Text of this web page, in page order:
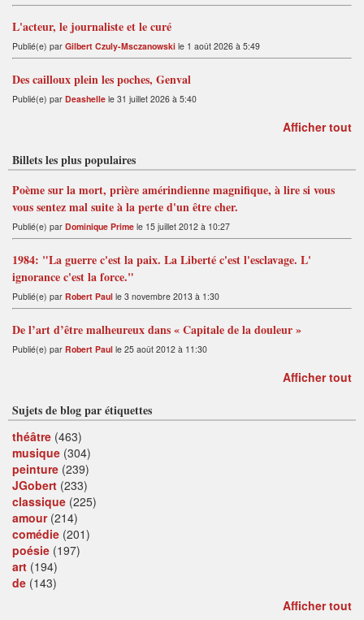
L'acteur, le journaliste et le curé
Publié(e) par Gilbert Czuly-Msczanowski le 1 août 2026 à 5:49
Des cailloux plein les poches, Genval
Publié(e) par Deashelle le 31 juillet 2026 à 5:40
Afficher tout
Billets les plus populaires
Poème sur la mort, prière amérindienne magnifique, à lire si vous
vous sentez mal suite à la perte d'un être cher.
Publié(e) par Dominique Prime le 15 juillet 2012 à 10:27
1984: "La guerre c'est la paix. La Liberté c'est l'esclavage. L'
ignorance c'est la force."
Publié(e) par Robert Paul le 3 novembre 2013 à 1:30
De l’art d’être malheureux dans « Capitale de la douleur »
Publié(e) par Robert Paul le 25 août 2012 à 11:30
Afficher tout
Sujets de blog par étiquettes
théâtre (463)
musique (304)
peinture (239)
JGobert (233)
classique (225)
amour(214)
comédie (201)
poésie (197)
art (194)
de (143)
Afficher tout